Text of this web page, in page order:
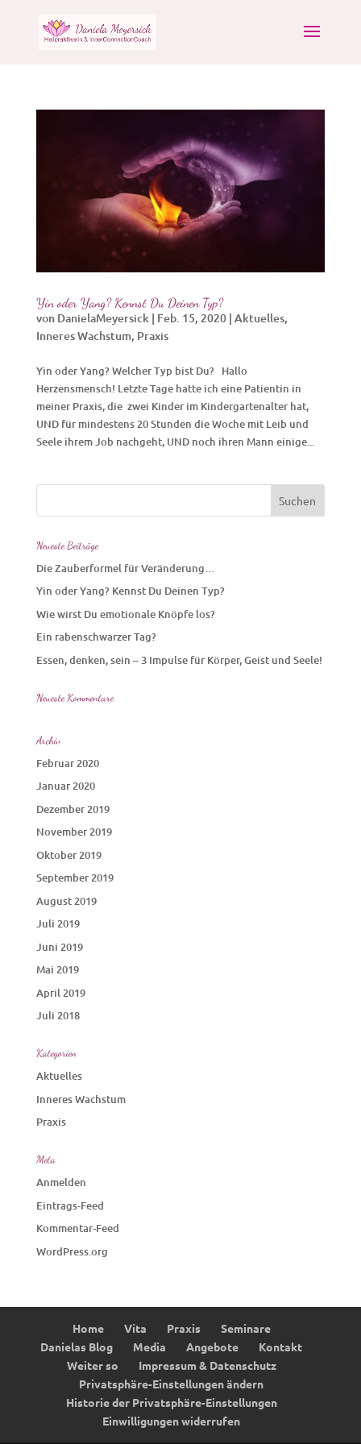
Yin oder Yang? Kennst Du Deinen Typ?
von DanielaMeyersick | Feb. 15, 2020| Aktuelles,
Inneres Wachstum, Praxis
Yin oder Yang? Welcher Typ bist Du? Hallo
Herzensmensch! Letzte Tage hatte ich eine Patientin in
meiner Praxis, die zwei Kinder im Kindergartenalter hat,
UND für mindestens 20 Stunden die Woche mit Leib und
Seele ihrem Job nachgeht, UND noch ihren Mann einige...
Neueste Beiträge
Die Zauberformel für Veränderung…
Yin oder Yang? Kennst Du Deinen Typ?
Wie wirst Du emotionale Knöpfe los?
Ein rabenschwarzer Tag?
Essen, denken, sein – 3 Impulse für Körper, Geist und Seele!
Neueste Kommentare
Archiv
Februar 2020
Januar 2020
Dezember 2019
November 2019
Oktober 2019
September 2019
August 2019
Juli 2019
Juni 2019
Mai 2019
April 2019
Juli 2018
Kategorien
Aktuelles
Inneres Wachstum
Praxis
Meta
Anmelden
Eintrags-Feed
Kommentar-Feed
WordPress.org
Home Vita Praxis
Seminare
Danielas Blog
Media Angebote
Kontakt
Weiter so
Impressum & Datenschutz
Privatsphäre-Einstellungen ändern
Historie der Privatsphäre-Einstellungen
Einwilligungen widerrufen